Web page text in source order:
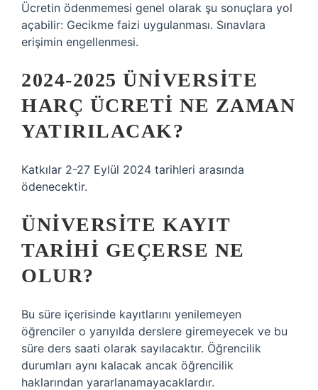
Ücretin ödenmemesi genel olarak şu sonuçlara yol
açabilir: Gecikme faizi uygulanması. Sınavlara
erişimin engellenmesi.
2024-2025 ÜNIVERSITE
HARÇ ÜCRETI NE ZAMAN
YATIRILACAK?
Katkılar 2-27 Eylül 2024 tarihleri ​​arasında
ödenecektir.
ÜNIVERSITE KAYIT
TARIHI GEÇERSE NE
OLUR?
Bu süre içerisinde kayıtlarını yenilemeyen
öğrenciler o yarıyılda derslere giremeyecek ve bu
süre ders saati olarak sayılacaktır. Öğrencilik
durumları aynı kalacak ancak öğrencilik
haklarından yararlanamayacaklardır.